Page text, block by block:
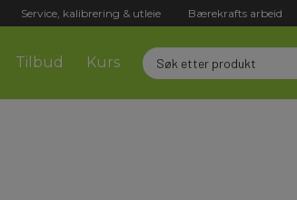
Service, kalibrering & utleie Bærekrafts arbeid
Tilbud Kurs